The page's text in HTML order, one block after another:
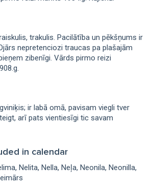
trakulis. Pacilātība un pēkšņums ir
nepretenciozi traucas pa plašajām
zibenīgi. Vārds pirmo reizi
ir labā omā, pavisam viegli tver
arī pats vientiesīgi tic savam
in calendar
Nelita Nella Neļa Neonila Neonilla